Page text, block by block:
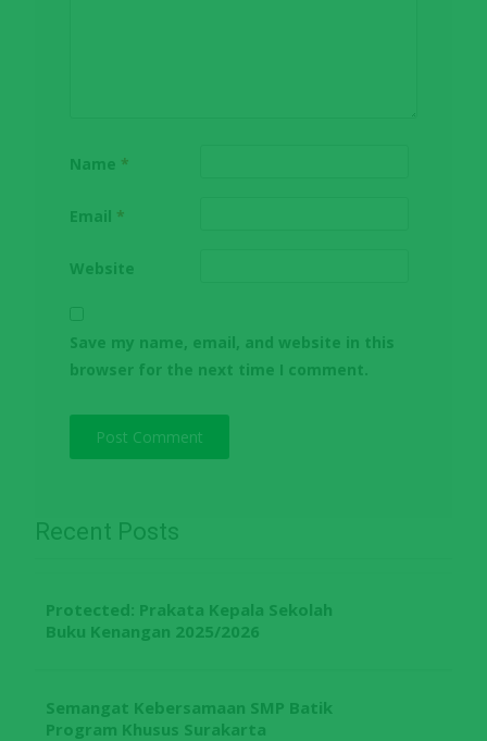
Name *
Email *
Website
Save my name, email, and website in this
browser for the next time I comment.
Recent Posts
Protected: Prakata Kepala Sekolah
Buku Kenangan 2025/2026
Semangat Kebersamaan SMP Batik
Program Khusus Surakarta